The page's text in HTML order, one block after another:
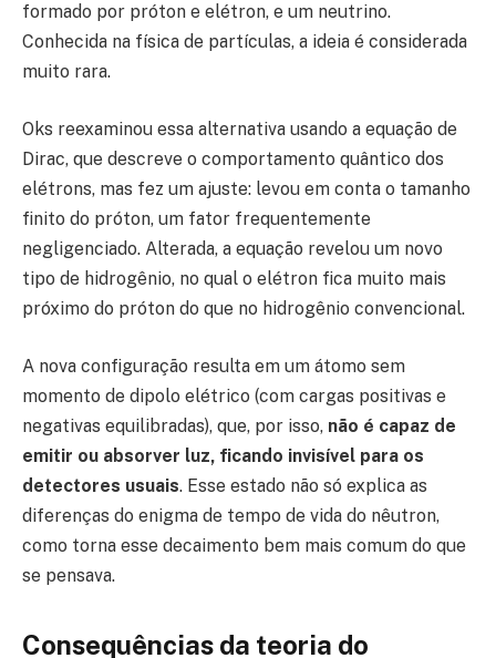
formado por próton e elétron, e um neutrino.
Conhecida na física de partículas, a ideia é considerada
muito rara.
Oks reexaminou essa alternativa usando a equação de
Dirac, que descreve o comportamento quântico dos
elétrons, mas fez um ajuste: levou em conta o tamanho
finito do próton, um fator frequentemente
negligenciado. Alterada, a equação revelou um novo
tipo de hidrogênio, no qual o elétron fica muito mais
próximo do próton do que no hidrogênio convencional.
A nova configuração resulta em um átomo sem
momento de dipolo elétrico (com cargas positivas e
negativas equilibradas), que, por isso, não é capaz de
emitir ou absorver luz, ficando invisível para os
detectores usuais. Esse estado não só explica as
diferenças do enigma de tempo de vida do nêutron,
como torna esse decaimento bem mais comum do que
se pensava.
Consequências da teoria do